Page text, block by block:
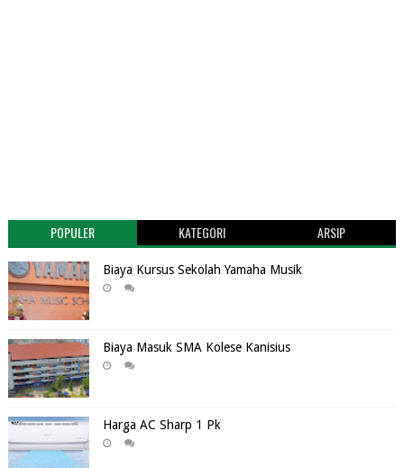
POPULER KATEGORI ARSIP
Biaya Kursus Sekolah Yamaha Musik
Biaya Masuk SMA Kolese Kanisius
Harga AC Sharp 1 Pk